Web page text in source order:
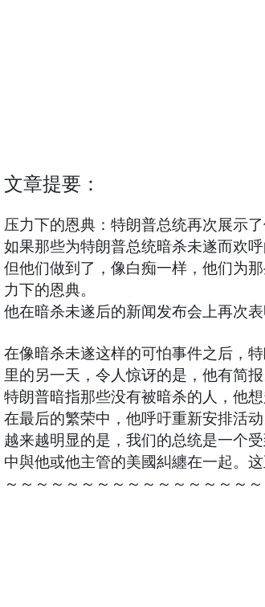
文章提要：
压力下的恩典：特朗普总统再次展示
如果那些为特朗普总统暗杀未遂而欢
但他们做到了，像白痴一样，他们为
力下的恩典。
他在暗杀未遂后的新闻发布会上再次表
在像暗杀未遂这样的可怕事件之后，
里的另一天，令人惊讶的是，他有简
特朗普暗指那些没有被暗杀的人，他
在最后的繁荣中，他呼吁重新安排活
越来越明显的是，我们的总统是一个
中與他或他主管的美國糾纏在一起。
～～～～～～～～～～～～～～～～